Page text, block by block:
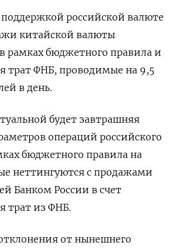
российской валюте
китайской валюты
рамках бюджетного правила и
трат ФНБ, проводимые на 9,5
в день.
будет завтрашняя
операций российского
бюджетного правила на
неттингуются с продажами
Банком России в счет
трат из ФНБ.
от нынешнего